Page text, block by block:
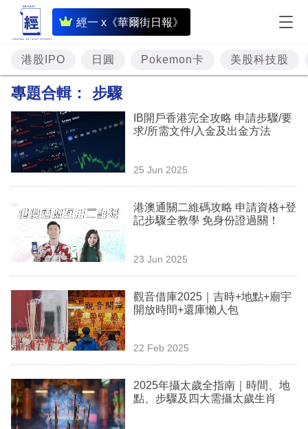
經一 x《華爾街日報》
即
時
財
經
投
資
市
理
商
業
科
技
職
場
港股IPO 日圓 Pokemon卡 美股科技股
專題合輯： 步驟
IB開戶香港完全攻略 申請步驟/要
求/所需文件/入金及出金方法
25 Jun 2025
港澳通關二維碼攻略 申請資格+登
記步驟全教學 免身份證過關！
23 Jun 2025
觀音借庫2025｜吉時+地點+廟宇
開放時間+還庫懶人包
22 Feb 2025
2025年攝太歲全指南｜時間、地
點、步驟及四大需攝太歲生肖